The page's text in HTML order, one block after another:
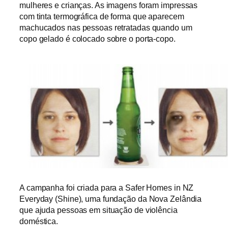
mulheres e crianças. As imagens foram impressas
com tinta termográfica de forma que aparecem
machucados nas pessoas retratadas quando um
copo gelado é colocado sobre o porta-copo.
A campanha foi criada para a Safer Homes in NZ
Everyday (Shine), uma fundação da Nova Zelândia
que ajuda pessoas em situação de violência
doméstica.